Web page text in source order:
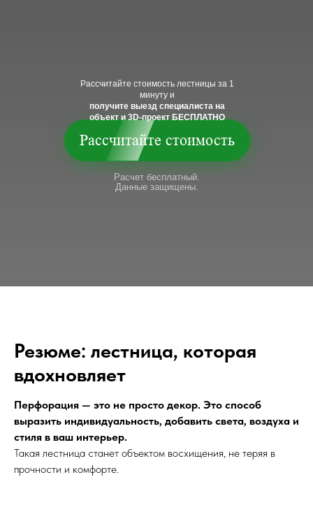
Рассчитайте стоимость
Расчет бесплатный.
Данные защищены.
Рассчитайте стоимость лестницы за 1
минуту и
получите выезд специалиста на
объект и 3D-проект БЕСПЛАТНО
Резюме: лестница, которая
вдохновляет
Перфорация — это не просто декор. Это способ
выразить индивидуальность, добавить света, воздуха и
стиля в ваш интерьер.
Такая лестница станет объектом восхищения, не теряя в
прочности и комфорте.